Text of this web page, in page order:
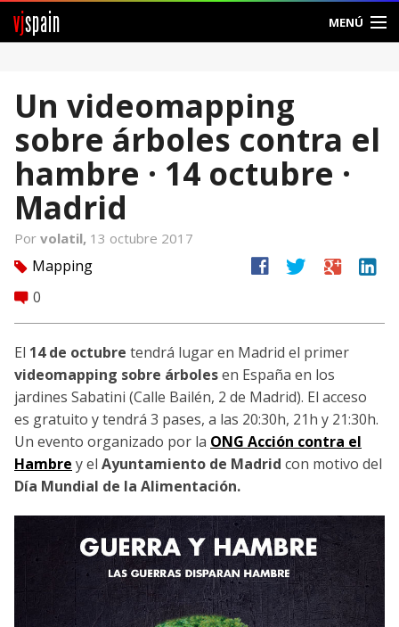
vjspain MENÚ
Foros
Noticias
Vjspain
Ayuda
Contacto
Entrar
Crear Cuenta
Un videomapping
sobre árboles contra el
hambre · 14 octubre ·
Madrid
Por volatil, 13 octubre 2017
tag Mapping
comment 0
facebook twitter google linkedin
El 14 de octubre tendrá lugar en Madrid el primer
videomapping sobre árbolesen España en los
jardines Sabatini (Calle Bailén, 2 de Madrid). El acceso
es gratuito y tendrá 3 pases, a las 20:30h, 21h y 21:30h.
Un evento organizado por la ONG Acción contra el
Hambre y el Ayuntamiento de Madrid con motivo del
Día Mundial de la Alimentación.